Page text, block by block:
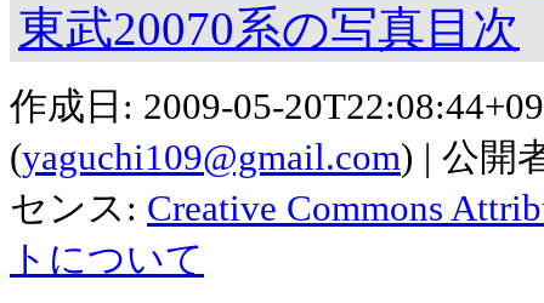
東武20070系の写真目次
作成日: 2009-05-
(yaguchi109@gmail.com)
公開
センス: Creative Commons
トについて